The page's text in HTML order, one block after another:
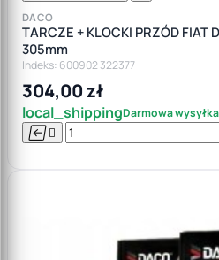
DACO
TARCZE + KLOCKI PRZÓD FIAT
305mm
Indeks: 600902 322377
304,00 zł
local_shippingDarmowa wysyłka
 